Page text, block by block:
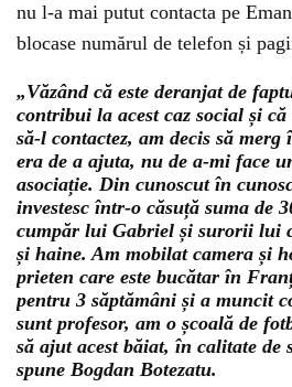
nu l-a mai putut contacta pe
blocase numărul de telefon și
„Văzând că este deranjat de
contribui la acest caz social și
să-l contactez, am decis să
era de a ajuta, nu de a-mi face
asociație. Din cunoscut în
investesc într-o căsuță suma de
cumpăr lui Gabriel și surorii lui
și haine. Am mobilat camera și
prieten care este bucătar în
pentru 3 săptămâni și a muncit
sunt profesor, am o școală de
să ajut acest băiat, în calitate de
spune Bogdan Botezatu.